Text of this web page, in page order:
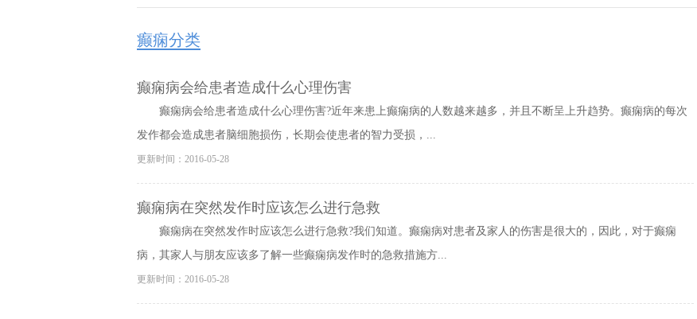
癫痫分类
癫痫病会给患者造成什么心理伤害
癫痫病会给患者造成什么心理伤害?近年来患上癫痫病的人数越来越多，并且不断呈上升趋势。癫痫病的每次
发作都会造成患者脑细胞损伤，长期会使患者的智力受损，...
更新时间：2016-05-28
癫痫病在突然发作时应该怎么进行急救
癫痫病在突然发作时应该怎么进行急救?我们知道。癫痫病对患者及家人的伤害是很大的，因此，对于癫痫
病，其家人与朋友应该多了解一些癫痫病发作时的急救措施方...
更新时间：2016-05-28